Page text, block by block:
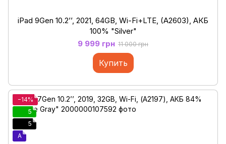
iPad 9Gen 10.2’’, 2021, 64GB, Wi-Fi+LTE, (A2603), АКБ
100% "Silver"
9 999 грн 11 000 грн
Купить
−14%
5
5
A